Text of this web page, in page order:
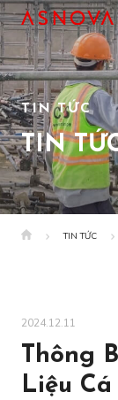
TIN TỨC
TIN
TIN TỨC
2024.12.11
Thông
Liệu